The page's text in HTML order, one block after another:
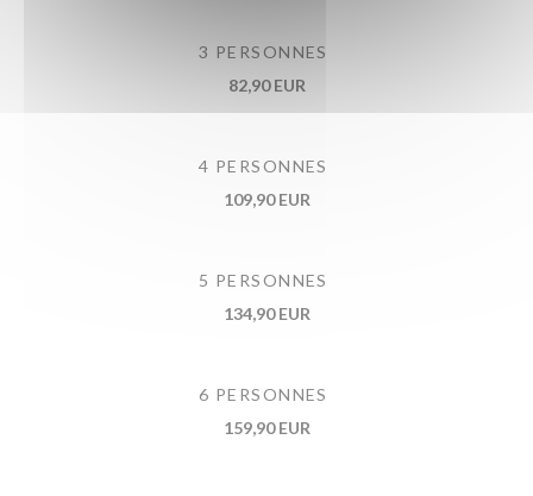
3 PERSONNES
82,90 EUR
4 PERSONNES
109,90 EUR
5 PERSONNES
134,90 EUR
6 PERSONNES
159,90 EUR